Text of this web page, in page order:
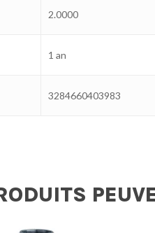
2.0000
1 an
3284660403983